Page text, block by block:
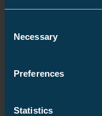
Selection
Necessary
Preferences
Statistics
Lämpökutistesisäpääte
24 kV 3x1x150-300 lug